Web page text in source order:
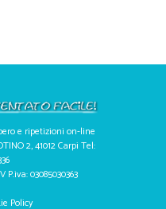
e ripetizioni on-line
2, 41012 Carpi Tel:
P.iva: 03085030363
Policy